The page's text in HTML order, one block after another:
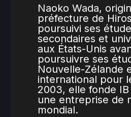
Naoko Wada,
préfecture de
poursuivi ses
secondaires et
aux États-Unis
poursuivre ses
Nouvelle-Zélande
international pour
2003, elle fonde
une entreprise de
mondial.